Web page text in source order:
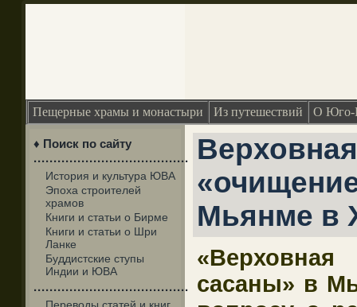
Пещерные храмы и монастыри Из путешествий О Юго-
♦ Поиск по сайту
·······································
История и культура ЮВА
Эпоха строителей
храмов
Книги и статьи о Бирме
Книги и статьи о Шри
Ланке
Буддистские ступы
Индии и ЮВА
·······································
Мьянме в
сасаны» в